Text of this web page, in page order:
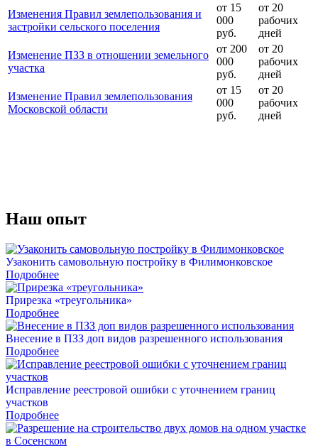
Изменения Правил землепользования и
застройки сельского поселения
от 15
000
руб.
от 20
рабочих
дней
Изменение ПЗЗ в отношении земельного
участка
от 200
000
руб.
от 20
рабочих
дней
Изменение Правил землепользования
Московской области
от 15
000
руб.
от 20
рабочих
дней
Наш опыт
Узаконить самовольную постройку в Филимонковское
Подробнее
Прирезка «треугольника»
Подробнее
Внесение в ПЗЗ доп видов разрешенного использования
Подробнее
Исправление реестровой ошибки с уточнением границ
участков
Подробнее